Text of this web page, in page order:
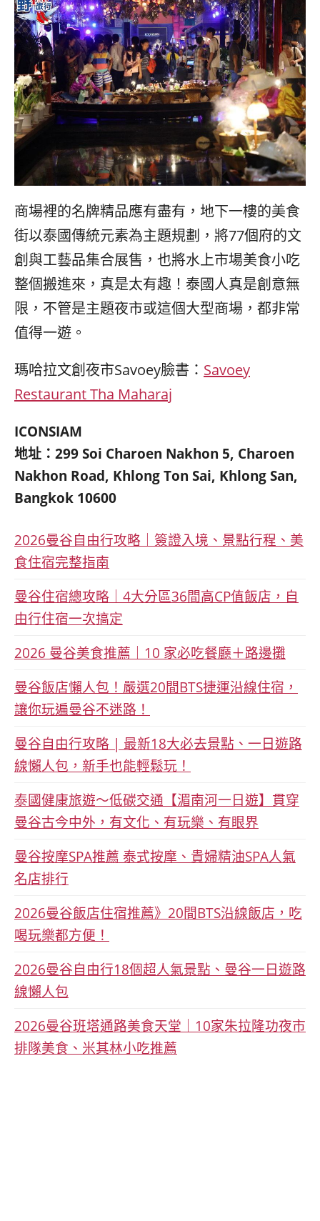
商場裡的名牌精品應有盡有，地下一樓的美食
街以泰國傳統元素為主題規劃，將77個府的文
創與工藝品集合展售，也將水上市場美食小吃
整個搬進來，真是太有趣！泰國人真是創意無
限，不管是主題夜市或這個大型商場，都非常
值得一遊。
瑪哈拉文創夜市Savoey臉書： Savoey
Restaurant Tha Maharaj
ICONSIAM
地址：299 Soi Charoen Nakhon 5, Charoen
Nakhon Road, Khlong Ton Sai, Khlong San,
Bangkok 10600
2026曼谷自由行攻略｜簽證入境、景點行程、美
食住宿完整指南
曼谷住宿總攻略｜4大分區36間高CP值飯店，自
由行住宿一次搞定
2026 曼谷美食推薦｜10 家必吃餐廳＋路邊攤
曼谷飯店懶人包！嚴選20間BTS捷運沿線住宿，
讓你玩遍曼谷不迷路！
曼谷自由行攻略 | 最新18大必去景點、一日遊路
線懶人包，新手也能輕鬆玩！
泰國健康旅遊～低碳交通【湄南河一日遊】貫穿
曼谷古今中外，有文化、有玩樂、有眼界
曼谷按摩SPA推薦 泰式按摩、貴婦精油SPA人氣
名店排行
2026曼谷飯店住宿推薦》20間BTS沿線飯店，吃
喝玩樂都方便！
2026曼谷自由行18個超人氣景點、曼谷一日遊路
線懶人包
2026曼谷班塔通路美食天堂｜10家朱拉隆功夜市
排隊美食、米其林小吃推薦